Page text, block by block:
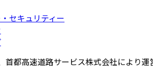
セキュリティー
首都高速道路サービス株式会社により運